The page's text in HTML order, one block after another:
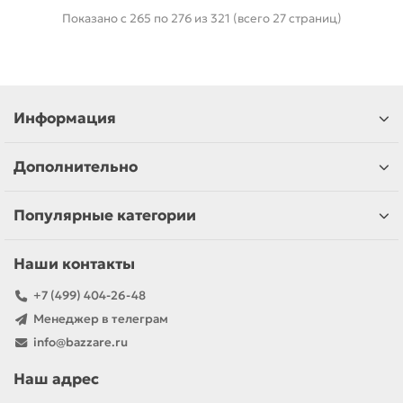
Показано с 265 по 276 из 321 (всего 27 страниц)
Информация
Дополнительно
Популярные категории
Наши контакты
+7 (499) 404-26-48
Менеджер в телеграм
info@bazzare.ru
Наш адрес